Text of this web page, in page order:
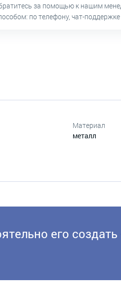
за помощью к нашим
по телефону, чат-
Материал
металл
его создать